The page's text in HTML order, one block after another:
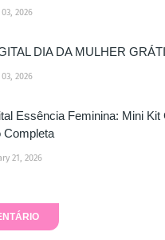
2026
DIA DA MULHER
2026
Essência Feminina: Mini Kit
Completa
21, 2026